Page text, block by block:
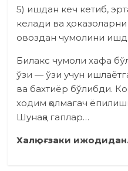
5) ишдан кеч кетиб,
келади ва
овоздан чумолини
Билакс чумоли хафа
ўзи — ўзи учун
ва бахтиёр бўлибди.
ходим қолмагач
Шунақа гаплар…
Халқ оғзаки